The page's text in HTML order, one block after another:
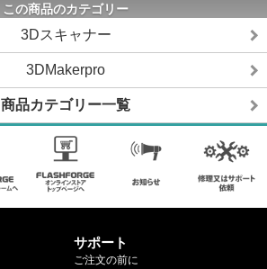
この商品のカテゴリー
3Dスキャナー
3DMakerpro
商品カテゴリー一覧
サポート
ご注文の前に